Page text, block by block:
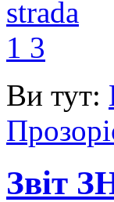
Ви тут:
Звіт